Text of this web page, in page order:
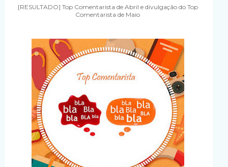
[RESULTADO] Top Comentarista de Abril e divulgação do Top
Comentarista de Maio